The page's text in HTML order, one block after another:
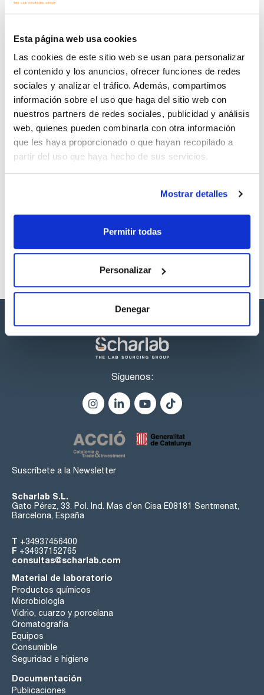
Esta página web usa cookies
Las cookies de este sitio web se usan para personalizar
el contenido y los anuncios, ofrecer funciones de redes
sociales y analizar el tráfico. Además, compartimos
información sobre el uso que haga del sitio web con
nuestros partners de redes sociales, publicidad y análisis
web, quienes pueden combinarla con otra información
que les haya proporcionado o que hayan recopilado a
partir del uso que haya hecho de sus servicios.
Mostrar detalles
Permitir todas
Personalizar
Denegar
Para autoclaves verticales. Disponibles los bastidores para
Documentación técnica
TDS / Ficha técnica
Regístrate para
descargas
COA
Regístrate para
descargas
SDS/ Hoja de seguridad
Regístrate para
descargas
Los productos marcados con esta imagen son
Síguenos:
Suscríbete a la Newsletter
Scharlab S.L.
Gato Pérez, 33. Pol. Ind. Mas d’en Cisa E08181 Sentmenat,
Barcelona, España
T +34937456400
F +34937152765
consultas@scharlab.com
Material de laboratorio
Productos químicos
Microbiología
Vidrio, cuarzo y porcelana
Cromatografía
Equipos
Consumible
Seguridad e higiene
Documentación
Publicaciones